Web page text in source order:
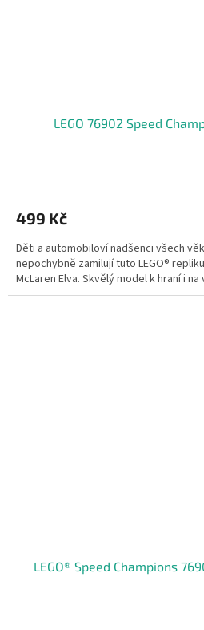
LEGO 76902 Speed
499 Kč
Děti a automobiloví nadšenci všech
nepochybně zamilují tuto LEGO®
McLaren Elva. Skvělý model k hraní i na
LEGO® Speed Champions